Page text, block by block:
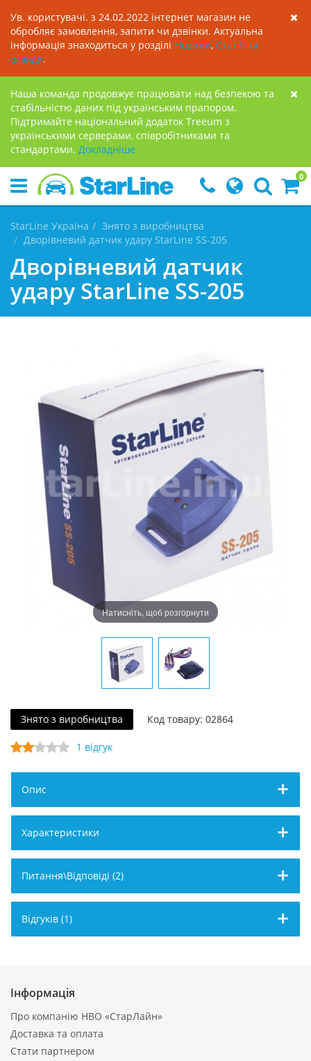
Ув. користувачі. з 24.02.2022 інтернет магазин не
обробляє замовлення, запити чи дзвінки. Актуальна
інформація знаходиться у розділі Новини, Статті та
огляди.
Наша команда продовжує працювати над безпекою та
стабільністю даних під українським прапором.
Підтримайте національний додаток Treeum з
українськими серверами, співробітниками та
стандартами. Докладнiше
0
StarLine Україна
Знято з виробництва
Дворівневий датчик удару StarLine SS-205
Дворівневий датчик
удару StarLine SS-205
Натисніть, щоб розгорнути
Знято з виробництва Код товару: 02864
1 відгук
Опис
Характеристики
Питання\Відповіді (2)
Відгуків (1)
Інформація
Про компанію НВО «СтарЛайн»
Доставка та оплата
Стати партнером